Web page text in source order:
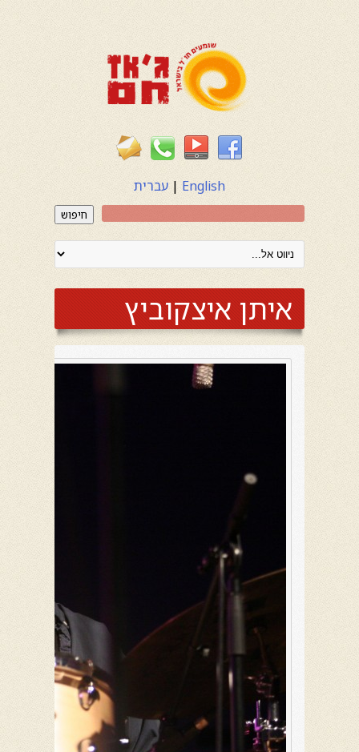
English
| עברית
חיפוש
איתן איצקוביץ